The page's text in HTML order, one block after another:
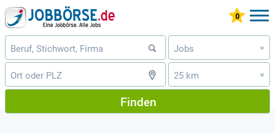
Jobs »
25 km »
Finden